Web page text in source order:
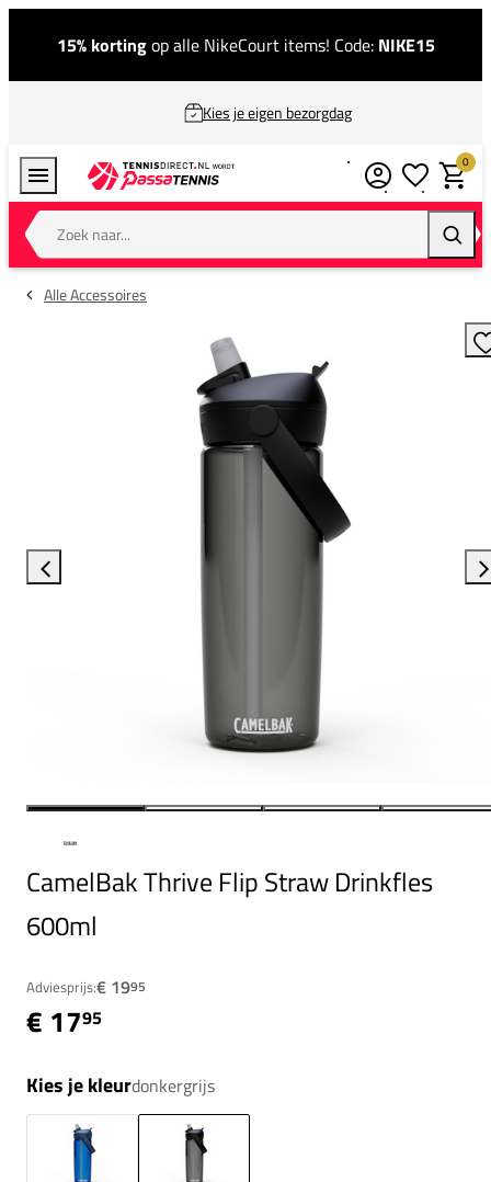
15% kortingop alle NikeCourt items! Code: NIKE15
Kies je eigen bezorgdag
Zoek naar...
0
Alle Accessoires
CamelBak Thrive Flip Straw Drinkfles
600ml
Adviesprijs:€ 1995
€ 1795
Kies je kleurdonkergrijs